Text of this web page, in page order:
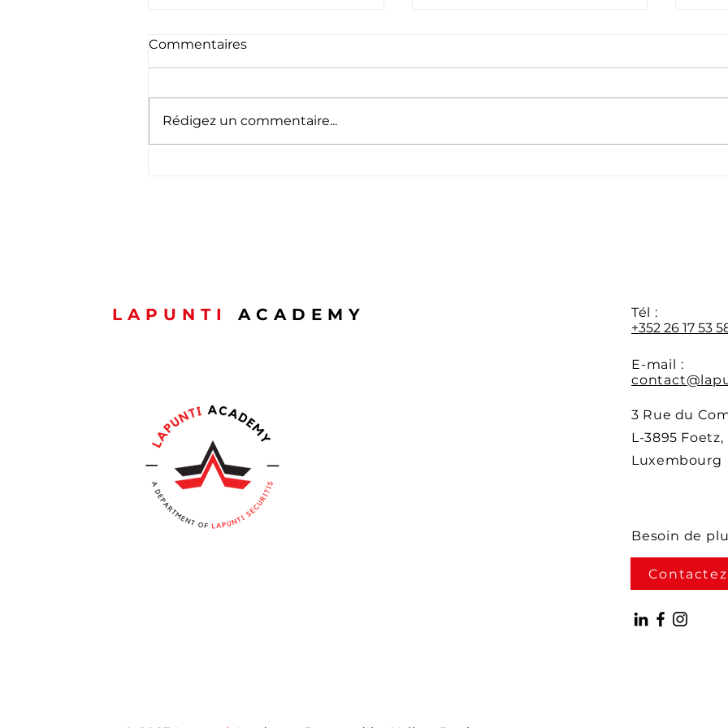
Commentaires
Rédigez un commentaire...
LAPUNTI ACADEMY
Tél :
+352 26 17 53
E-mail :
3 Rue du
L-3895 Foetz,
Luxembourg
Besoin de